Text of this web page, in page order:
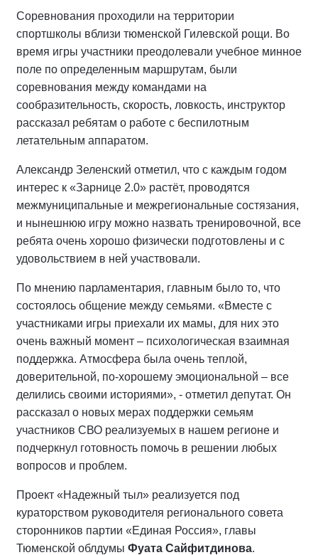
Соревнования проходили на территории
спортшколы вблизи тюменской Гилевской рощи. Во
время игры участники преодолевали учебное минное
поле по определенным маршрутам, были
соревнования между командами на
сообразительность, скорость, ловкость, инструктор
рассказал ребятам о работе с беспилотным
летательным аппаратом.
Александр Зеленский отметил, что с каждым годом
интерес к «Зарнице 2.0» растёт, проводятся
межмуниципальные и межрегиональные состязания,
и нынешнюю игру можно назвать тренировочной, все
ребята очень хорошо физически подготовлены и с
удовольствием в ней участвовали.
По мнению парламентария, главным было то, что
состоялось общение между семьями. «Вместе с
участниками игры приехали их мамы, для них это
очень важный момент – психологическая взаимная
поддержка. Атмосфера была очень теплой,
доверительной, по-хорошему эмоциональной – все
делились своими историями», - отметил депутат. Он
рассказал о новых мерах поддержки семьям
участников СВО реализуемых в нашем регионе и
подчеркнул готовность помочь в решении любых
вопросов и проблем.
Проект «Надежный тыл» реализуется под
кураторством руководителя регионального совета
сторонников партии «Единая Россия», главы
Тюменской облдумы Фуата Сайфитдинова.